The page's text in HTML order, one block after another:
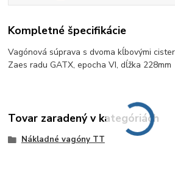
Kompletné špecifikácie
Vagónová súprava s dvoma kĺbovými
Zaes radu GATX, epocha VI, dĺžka 228mm
Tovar zaradený v kategóriách
Nákladné vagóny TT